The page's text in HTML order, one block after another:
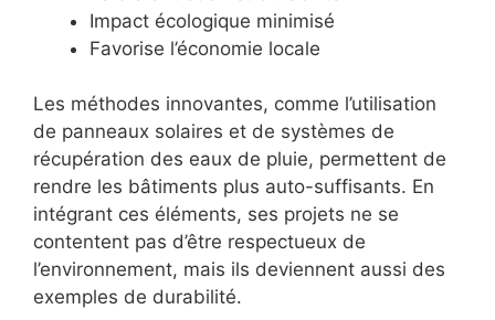
Impact écologique minimisé
Favorise l’économie locale
Les méthodes innovantes, comme l’utilisation
de panneaux solaires et de systèmes de
récupération des eaux de pluie, permettent de
rendre les bâtiments plus auto-suffisants. En
intégrant ces éléments, ses projets ne se
contentent pas d’être respectueux de
l’environnement, mais ils deviennent aussi des
exemples de durabilité.